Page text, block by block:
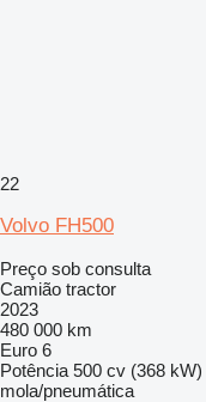
22
Volvo FH500
Preço sob consulta
Camião tractor
2023
480 000 km
Euro 6
Potência 500 cv (368 kW)
mola/pneumática